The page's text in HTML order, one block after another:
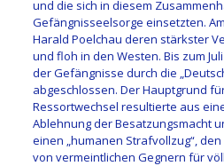
und die sich in diesem
Gefängnisseelsorge einsetzten.
Harald Poelchau deren stärkster
und floh in den Westen. Bis zum
der Gefängnisse durch die
abgeschlossen. Der Hauptgrund
Ressortwechsel resultierte aus
Ablehnung der Besatzungsmacht
einen „humanen Strafvollzug“,
von vermeintlichen Gegnern für